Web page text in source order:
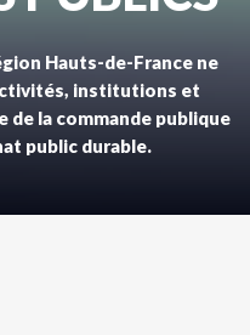
Hauts-de-France ne
institutions et
de la commande publique
public durable.